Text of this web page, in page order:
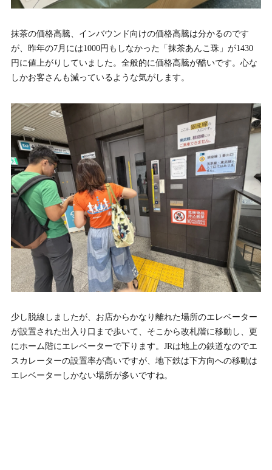
抹茶の価格高騰、インバウンド向けの価格高騰は分かるのです
が、昨年の7月には1000円もしなかった「抹茶あんこ珠」が1430
円に値上がりしていました。全般的に価格高騰が酷いです。心な
しかお客さんも減っているような気がします。
少し脱線しましたが、お店からかなり離れた場所のエレベーター
が設置された出入り口まで歩いて、そこから改札階に移動し、更
にホーム階にエレベーターで下ります。JRは地上の鉄道なのでエ
スカレーターの設置率が高いですが、地下鉄は下方向への移動は
エレベーターしかない場所が多いですね。